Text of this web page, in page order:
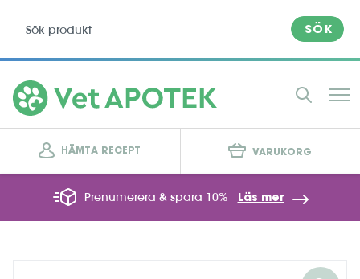
SÖK
HÄMTA RECEPT VARUKORG
Prenumerera & spara 10% Läs mer